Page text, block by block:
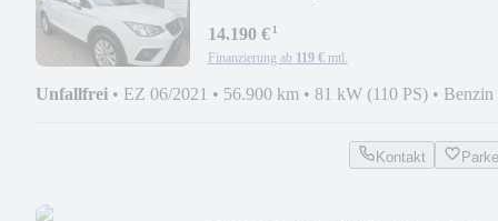
14.190 €¹
Finanzierung ab 119 € mtl.
Unfallfrei • EZ 06/2021 • 56.900 km • 81 kW (110 PS) • Benzin
Kontakt